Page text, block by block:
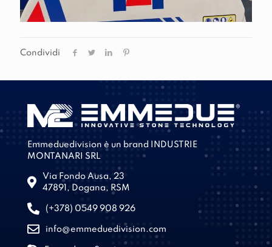
Condividi
Emmeduedivision è un brand INDUSTRIE
MONTANARI SRL
Via Fondo Ausa, 23
47891, Dogana, RSM
(+378) 0549 908 926
info@emmeduedivision.com